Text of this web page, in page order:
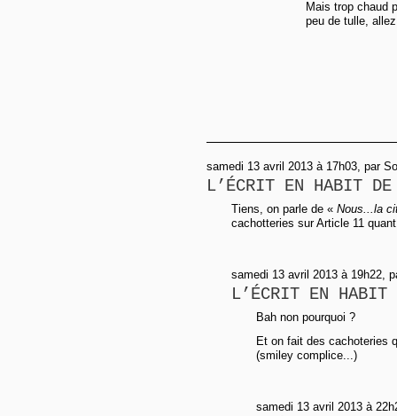
Mais trop chaud
peu de tulle,
samedi 13 avril 2013 à 17h03, par
L’ÉCRIT EN HABIT
Tiens, on parle de « Nous...la
cachotteries sur Article 11
samedi 13 avril 2013 à 19h22,
L’ÉCRIT EN HABIT
Bah non pourquoi ?
Et on fait des cachoteries
(smiley complice...)
samedi 13 avril 2013 à